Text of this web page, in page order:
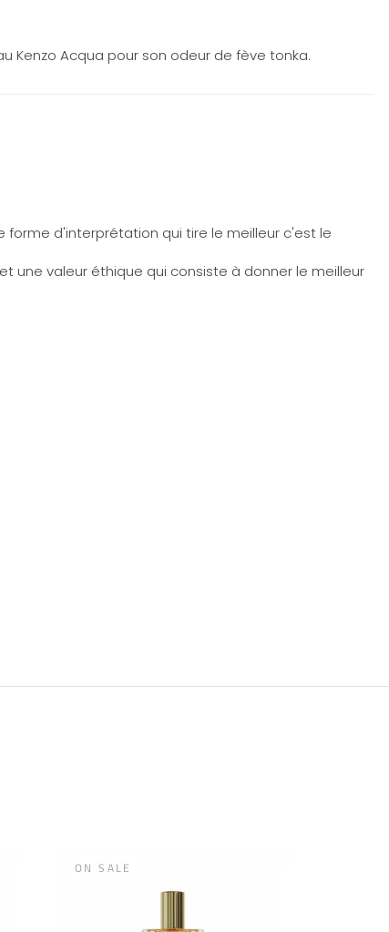
Kenzo Acqua pour son odeur de fève tonka.
d'interprétation qui tire le meilleur c'est le
une valeur éthique qui consiste à donner le meilleur
ON SALE